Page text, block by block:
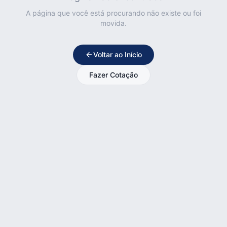
A página que você está procurando não existe ou foi
movida.
Voltar ao Início
Fazer Cotação